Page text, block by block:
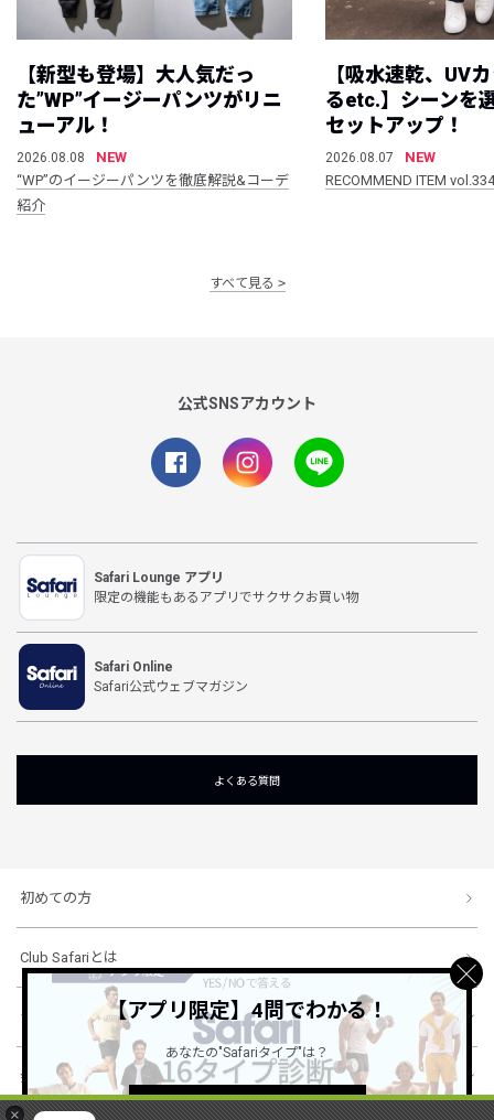
×
【新型も登場】大人気だっ
た”WP”イージーパンツがリニ
ューアル！
2026.08.08
NEW
“WP”のイージーパンツを徹底解説&コーデ
紹介
【吸水速乾、UV
るetc.】シーンを
セットアップ！
2026.08.07
NEW
RECOMMEND ITEM vol.334
すべて見る
公式SNSアカウント
Safari Lounge アプリ
限定の機能もあるアプリでサクサクお買い物
Safari Online
Safari公式ウェブマガジン
よくある質問
初めての方
Club Safariとは
ショッピングガイド
会社概要・規約
【アプリ限定】4問でわかる！
あなたの"Safariタイプ"は？
詳しくはこちら ＞